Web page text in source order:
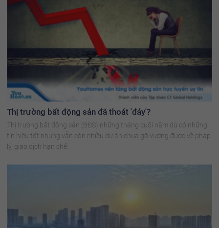
Thị trường bất động sản đã thoát 'đáy'?
Thị trường bất động sản (BĐS) những tháng cuối năm dù có những
tín hiệu tốt nhưng vẫn còn nhiều dự án chưa gỡ vướng được về pháp
lý, giao dịch hạn chế.